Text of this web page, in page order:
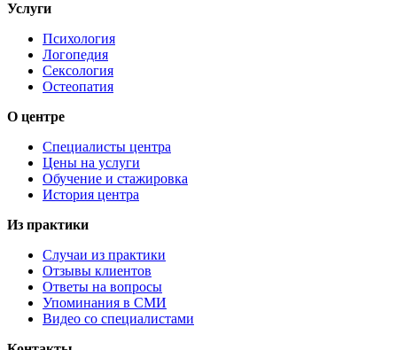
Услуги
Психология
Логопедия
Сексология
Остеопатия
О центре
Специалисты центра
Цены на услуги
Обучение и стажировка
История центра
Из практики
Случаи из практики
Отзывы клиентов
Ответы на вопросы
Упоминания в СМИ
Видео со специалистами